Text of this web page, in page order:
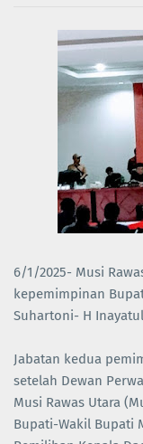
6/1/2025- Musi
kepemimpinan
Suhartoni- H
Jabatan kedua
setelah Dewan
Musi Rawas Utara
Bupati-Wakil Bupati